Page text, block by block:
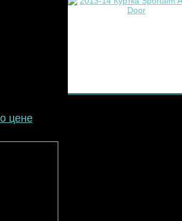
цене